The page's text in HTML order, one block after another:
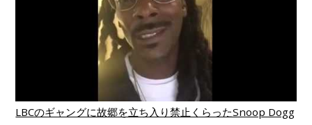
LBCのギャングに故郷を立ち入り禁止くらったSnoop Dogg